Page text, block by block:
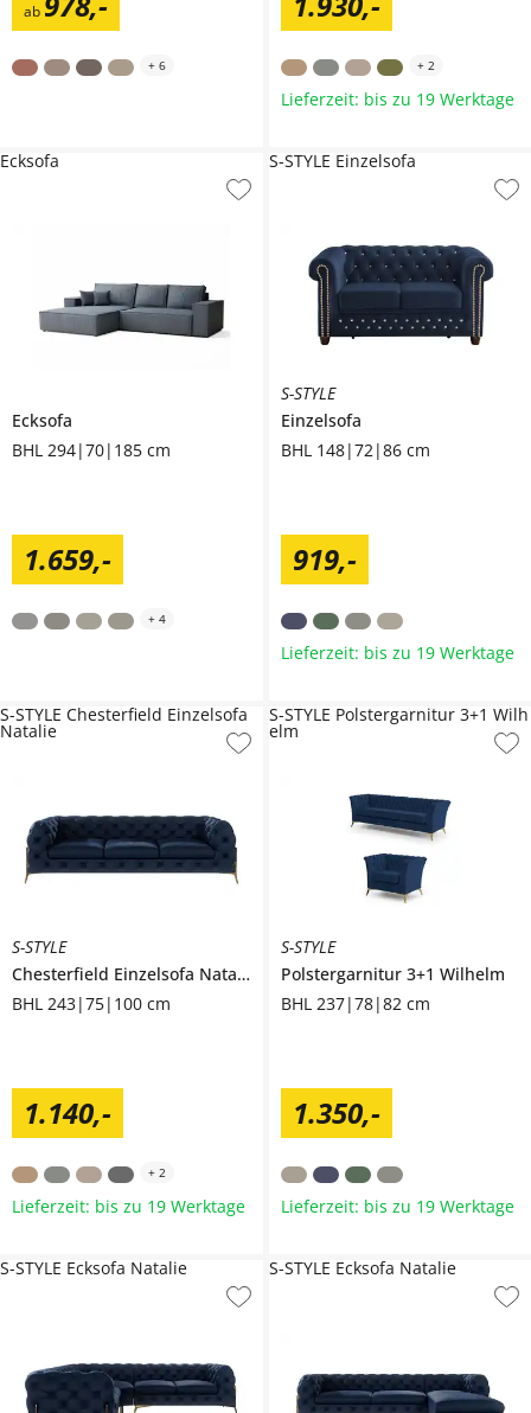
ab
+ 6 + 2
Lieferzeit: bis zu 19 Werktage
Ecksofa
BHL 294|70|185 cm
1.659,-
Ecksofa
+ 4
S-STYLE
Einzelsofa
BHL 148|72|86 cm
919,-
S-STYLE Einzelsofa
Lieferzeit: bis zu 19 Werktage
S-STYLE
Chesterfield Einzelsofa Natalie
BHL 243|75|100 cm
1.140,-
S-STYLE Chesterfield Einzelsofa
Natalie
+ 2
Lieferzeit: bis zu 19 Werktage
S-STYLE
Polstergarnitur 3+1 Wilhelm
BHL 237|78|82 cm
1.350,-
S-STYLE Polstergarnitur 3+1 Wilh
elm
Lieferzeit: bis zu 19 Werktage
S-STYLE Ecksofa Natalie S-STYLE Ecksofa Natalie